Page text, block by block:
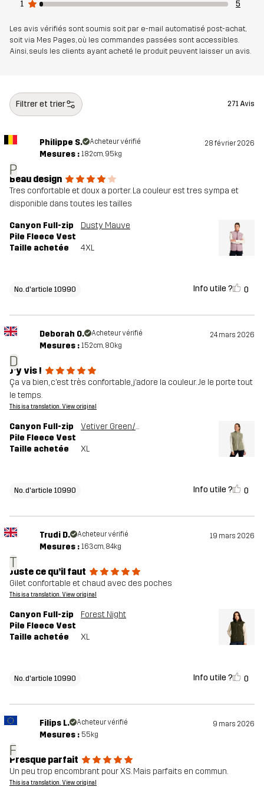
Poids 330 g en taille Medium
Conçu pour
d'article
1 5
Les avis vérifiés sont soumis soit par e-mail automatisé post-achat,
soit via Mes Pages, où les commandes passées sont accessibles.
Ainsi, seuls les clients ayant acheté le produit peuvent laisser un avis.
Filtrer et trier 271 Avis
P
Philippe S. Acheteur vérifié 28 février 2026
Mesures : 182cm, 95kg
Beau design
Tres confortable et doux a porter. La couleur est tres sympa et
disponible dans toutes les tailles
Canyon Full-zip
Pile Fleece Vest
Dusty Mauve
Taille achetée 4XL
No. d'article 10990 Info utile ? 0
D
Deborah O. Acheteur vérifié 24 mars 2026
Mesures : 152cm, 80kg
J’y vis !
Ça va bien, c’est très confortable, j’adore la couleur. Je le porte tout
le temps.
This is a translation. View original
Canyon Full-zip
Pile Fleece Vest
Vetiver Green/Oatmeal
Taille achetée XL
No. d'article 10990 Info utile ? 0
T
Trudi D. Acheteur vérifié 19 mars 2026
Mesures : 163cm, 84kg
Juste ce qu’il faut
Gilet confortable et chaud avec des poches
This is a translation. View original
Canyon Full-zip
Pile Fleece Vest
Forest Night
Taille achetée XL
No. d'article 10990 Info utile ? 0
F
Filips L. Acheteur vérifié 9 mars 2026
Mesures : 55kg
Presque parfait
Un peu trop encombrant pour XS. Mais parfaits en commun.
This is a translation. View original